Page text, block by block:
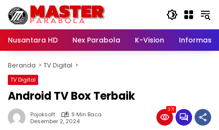
Langsung
konten
Nusantara HD
Nex Parabola K-Vision Informasi
Beranda TV Digital
TV Digital
Android TV Box Terbaik
Pojoksoft
9 Min Baca
Desember 2, 2024
371